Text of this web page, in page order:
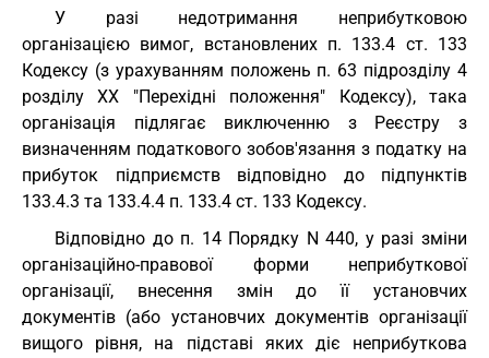
У разі недотримання неприбутковою
організацією вимог, встановлених п. 133.4 ст. 133
Кодексу (з урахуванням положень п. 63 підрозділу 4
розділу XX "Перехідні положення" Кодексу), така
організація підлягає виключенню з Реєстру з
визначенням податкового зобов'язання з податку на
прибуток підприємств відповідно до підпунктів
133.4.3 та 133.4.4 п. 133.4 ст. 133 Кодексу.
Відповідно до п. 14 Порядку N 440, у разі зміни
організаційно-правової форми неприбуткової
організації, внесення змін до її установчих
документів (або установчих документів організації
вищого рівня, на підставі яких діє неприбуткова